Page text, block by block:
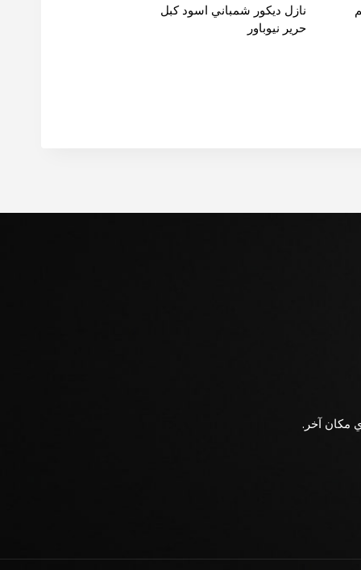
سم
نازل ديكور شمباني اسود كبل
حرير نيوباور
مكان آخر.